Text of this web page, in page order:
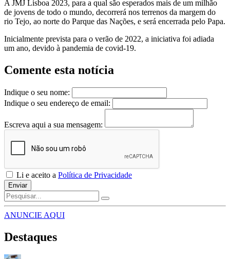
A JMJ Lisboa 2023, para a qual são esperados mais de um milhão
de jovens de todo o mundo, decorrerá nos terrenos da margem do
rio Tejo, ao norte do Parque das Nações, e será encerrada pelo Papa.
Inicialmente prevista para o verão de 2022, a iniciativa foi adiada
um ano, devido à pandemia de covid-19.
Comente esta notícia
Indique o seu nome:
Indique o seu endereço de email:
Escreva aqui a sua mensagem:
Li e aceito a Política de Privacidade
Enviar
ANUNCIE AQUI
Destaques